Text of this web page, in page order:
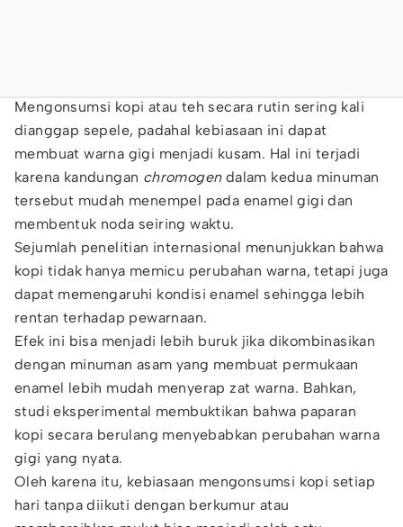
Mengonsumsi kopi atau teh secara rutin sering kali
dianggap sepele, padahal kebiasaan ini dapat
membuat warna gigi menjadi kusam. Hal ini terjadi
karena kandungan chromogendalam kedua minuman
tersebut mudah menempel pada enamel gigi dan
membentuk noda seiring waktu.
Sejumlah penelitian internasional menunjukkan bahwa
kopi tidak hanya memicu perubahan warna, tetapi juga
dapat memengaruhi kondisi enamel sehingga lebih
rentan terhadap pewarnaan.
Efek ini bisa menjadi lebih buruk jika dikombinasikan
dengan minuman asam yang membuat permukaan
enamel lebih mudah menyerap zat warna. Bahkan,
studi eksperimental membuktikan bahwa paparan
kopi secara berulang menyebabkan perubahan warna
gigi yang nyata.
Oleh karena itu, kebiasaan mengonsumsi kopi setiap
hari tanpa diikuti dengan berkumur atau